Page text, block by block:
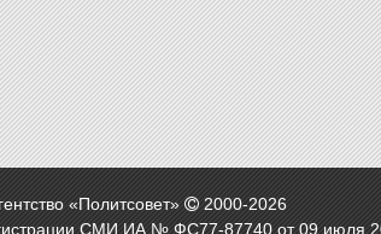
«Политсовет» 2000-2026
СМИ ИА № ФС77-87740 от 09 июля